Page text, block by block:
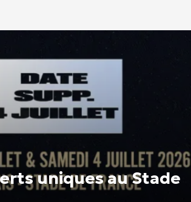
uniques au Stade